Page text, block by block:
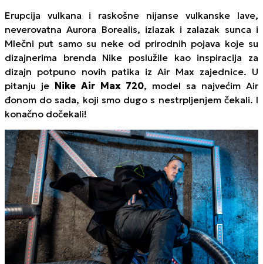
Erupcija vulkana i raskošne nijanse vulkanske lave,
neverovatna Aurora Borealis, izlazak i zalazak sunca i
Mlečni put samo su neke od prirodnih pojava koje su
dizajnerima brenda Nike poslužile kao inspiracija za
dizajn potpuno novih patika iz Air Max zajednice. U
pitanju je Nike Air Max 720, model sa najvećim Air
đonom do sada, koji smo dugo s nestrpljenjem čekali. I
konačno dočekali!